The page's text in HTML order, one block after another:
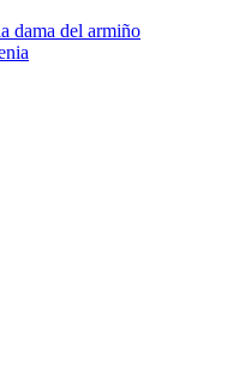
dama del armiño